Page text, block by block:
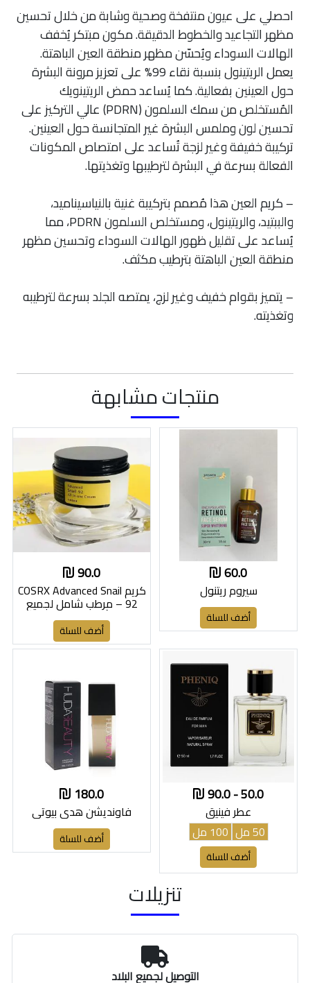
احصلي على عيون منتفخة وصحية وشابة من خلال تحسين
مظهر التجاعيد والخطوط الدقيقة. مكون مبتكر يُخفف
الهالات السوداء ويُحسّن مظهر منطقة العين الباهتة.
يعمل الريتينول بنسبة نقاء 99% على تعزيز مرونة البشرة
حول العينين بفعالية. كما يُساعد حمض الريتينويك
المُستخلص من سمك السلمون (PDRN) عالي التركيز على
تحسين لون وملمس البشرة غير المتجانسة حول العينين.
تركيبة خفيفة وغير لزجة تُساعد على امتصاص المكونات
الفعالة بسرعة في البشرة لترطيبها وتغذيتها.
– كريم العين هذا مُصمم بتركيبة غنية بالنياسيناميد،
والببتيد، والريتينول، ومستخلص السلمون PDRN، مما
يُساعد على تقليل ظهور الهالات السوداء وتحسين مظهر
منطقة العين الباهتة بترطيب مكثف.
– يتميز بقوام خفيف وغير لزج، يمتصه الجلد بسرعة لترطيبه
وتغذيته.
منتجات مشابهة
60.0
سيروم ريتنول
أضف للسلة
90.0
كريم COSRX Advanced Snail
92 – مرطب شامل لجميع
أنواع البشرة
أضف للسلة
50.0 - 90.0
عطر فينيق
50 مل
100 مل
أضف للسلة
180.0
فاونديشن هدى بيوتي
أضف للسلة
تنزيلات
التوصيل لجميع البلاد